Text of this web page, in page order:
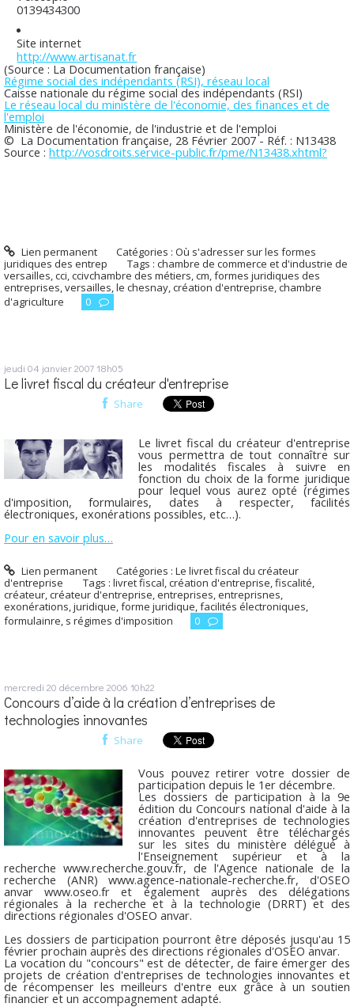
0139434300
Site internet
http://www.artisanat.fr
(Source : La Documentation française)
Régime social des indépendants (RSI), réseau local
Caisse nationale du régime social des indépendants (RSI)
Le réseau local du ministère de l'économie, des finances et de
l'emploi
Ministère de l'économie, de l'industrie et de l'emploi
© La Documentation française, 28 Février 2007 - Réf. : N13438
Source : http://vosdroits.service-public.fr/pme/N13438.xhtml?
Lien permanent Catégories :Où s'adresser sur les formes
juridiques des entrep
Tags : chambre de commerce et d'industrie de
versailles,cci,ccivchambre des métiers,cm,formes juridiques des
entreprises,versailles,le chesnay,création d'entreprise,chambre
d'agriculture
0
jeudi 04 janvier 200718h05
Le livret fiscal du créateur d'entreprise
Share
Le livret fiscal du créateur d'entreprise
vous permettra de tout connaître sur
les modalités fiscales à suivre en
fonction du choix de la forme juridique
pour lequel vous aurez opté (régimes
d'imposition, formulaires, dates à respecter, facilités
électroniques, exonérations possibles, etc…).
Pour en savoir plus…
Lien permanent Catégories :Le livret fiscal du créateur
d'entreprise
Tags : livret fiscal,création d'entreprise,fiscalité,
créateur,créateur d'entreprise,entreprises,entreprisnes,
exonérations,juridique,forme juridique,facilités électroniques,
formulainre, s régimes d'imposition 0
mercredi 20 décembre 2006 10h22
Concours d’aide à la création d’entreprises de
technologies innovantes
Share
Vous pouvez retirer votre dossier de
participation depuis le 1er décembre.
Les dossiers de participation à la 9e
édition du Concours national d'aide à la
création d'entreprises de technologies
innovantes peuvent être téléchargés
sur les sites du ministère délégué à
l'Enseignement supérieur et à la
recherche www.recherche.gouv.fr, de l'Agence nationale de la
recherche (ANR) www.agence-nationale-recherche.fr, d'OSEO
anvar www.oseo.fr et également auprès des délégations
régionales à la recherche et à la technologie (DRRT) et des
directions régionales d'OSEO anvar.
Les dossiers de participation pourront être déposés jusqu'au 15
février prochain auprès des directions régionales d'OSEO anvar.
La vocation du "concours" est de détecter, de faire émerger des
projets de création d'entreprises de technologies innovantes et
de récompenser les meilleurs d'entre eux grâce à un soutien
financier et un accompagnement adapté.